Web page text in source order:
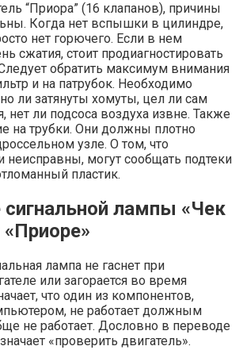
“Приора” (16 клапанов), причины
Когда нет вспышки в цилиндре,
нет горючего. Если в нем
сжатия, стоит продиагностировать
обратить максимум внимания
и на патрубок. Необходимо
ли затянуты хомуты, цел ли сам
нет ли подсоса воздуха извне. Также
на трубки. Они должны плотно
узле. О том, что
неисправны, могут сообщать подтеки
пластик.
сигнальной лампы «Чек
лампа не гаснет при
или загорается во время
что один из компонентов,
не работает должным
не работает. Дословно в переводе
«проверить двигатель».